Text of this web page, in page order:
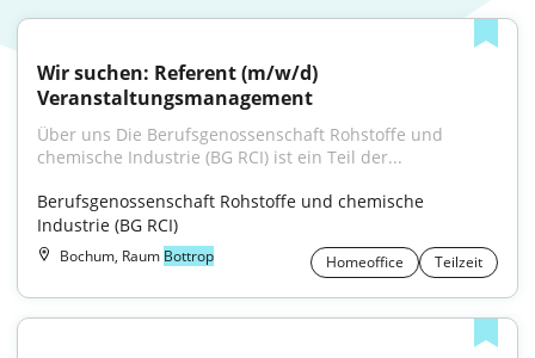
Wir suchen: Referent (m/w/d)
Veranstaltungsmanagement
Über uns Die Berufsgenossenschaft Rohstoffe und
chemische Industrie (BG RCI) ist ein Teil der...
Berufsgenossenschaft Rohstoffe und chemische
Industrie (BG RCI)
Bochum, Raum Bottrop Homeoffice Teilzeit